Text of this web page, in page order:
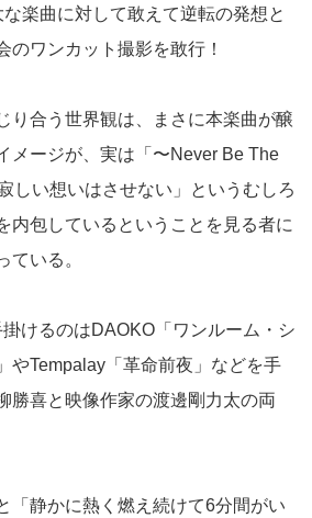
楽曲に対して敢えて逆転の発想と
のワンカット撮影を敢行！
り合う世界観は、まさに本楽曲が醸
メージが、実は「〜Never Be The
しい想いはさせない」というむしろ
内包しているということを見る者に
ている。
けるのはDAOKO「ワンルーム・シ
やTempalay「革命前夜」などを手
勝喜と映像作家の渡邊剛力太の両
「静かに熱く燃え続けて6分間がい